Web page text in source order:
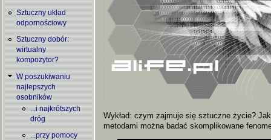
Sztuczny układ
odpornościowy
Sztuczny dobór:
wirtualny
kompozytor?
W poszukiwaniu
najlepszych
osobników
...i najkrótszych
dróg
...przy pomocy
Wykład: czym zajmuje się sztuczne życie?
metodami można badać skomplikowane